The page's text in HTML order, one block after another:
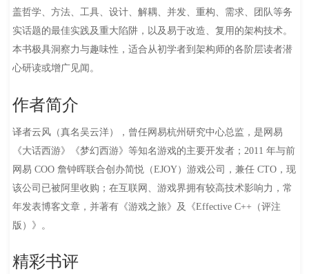
盖哲学、方法、工具、设计、解耦、并发、重构、需求、团队等务
实话题的最佳实践及重大陷阱，以及易于改造、复用的架构技术。
本书极具洞察力与趣味性，适合从初学者到架构师的各阶层读者潜
心研读或增广见闻。
作者简介
译者云风（真名吴云洋），曾任网易杭州研究中心总监，是网易
《大话西游》《梦幻西游》等知名游戏的主要开发者；2011 年与前
网易 COO 詹钟晖联合创办简悦（EJOY）游戏公司，兼任 CTO，现
该公司已被阿里收购；在互联网、游戏界拥有较高技术影响力，常
年发表博客文章，并著有《游戏之旅》及《Effective C++（评注
版）》。
精彩书评